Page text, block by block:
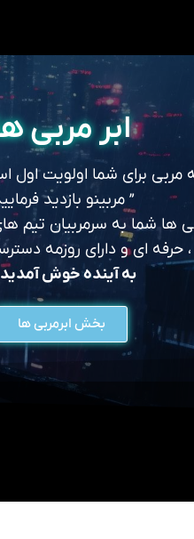
ابر مربی
مربی برای شما اولویت
” مربینو بازدید
ها شما به سرمربیان تیم
، حرفه ای و دارای روزمه
به آینده خوش
بخش ابرمربی ها